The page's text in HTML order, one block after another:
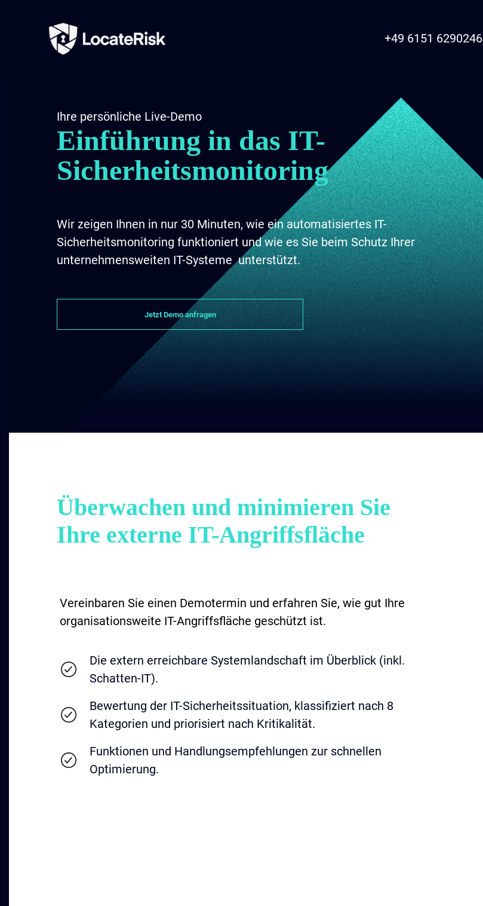
+49 6151 6290246
Ihre persönliche Live-Demo
Einführung in das IT-
Sicherheitsmonitoring
Wir zeigen Ihnen in nur 30 Minuten, wie ein automatisiertes IT-
Sicherheitsmonitoring funktioniert und wie es Sie beim Schutz Ihrer
unternehmensweiten IT-Systeme unterstützt.
Jetzt Demo anfragen
Überwachen und minimieren Sie
Ihre externe IT-Angriffsfläche
Vereinbaren Sie einen Demotermin und erfahren Sie, wie gut Ihre
organisationsweite IT-Angriffsfläche geschützt ist.
Die extern erreichbare Systemlandschaft im Überblick (inkl.
Schatten-IT).
Bewertung der IT-Sicherheitssituation, klassifiziert nach 8
Kategorien und priorisiert nach Kritikalität.
Funktionen und Handlungsempfehlungen zur schnellen
Optimierung.